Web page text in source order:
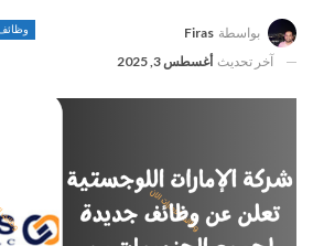
بواسطة Firas
آخر تحديث أغسطس 3, 2025